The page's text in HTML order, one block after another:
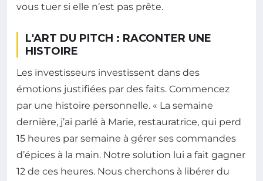
vous tuer si elle n’est pas prête.
L'ART DU PITCH : RACONTER UNE
HISTOIRE
Les investisseurs investissent dans des
émotions justifiées par des faits. Commencez
par une histoire personnelle. « La semaine
dernière, j’ai parlé à Marie, restauratrice, qui perd
15 heures par semaine à gérer ses commandes
d’épices à la main. Notre solution lui a fait gagner
12 de ces heures. Nous cherchons à libérer du